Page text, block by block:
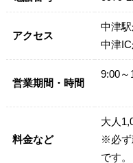
アクセス
中津
中津
営業期間・時間
9:00～
料金など
大人
※必ず
です。